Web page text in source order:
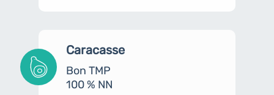
Caracasse
Bon TMP
100 % NN